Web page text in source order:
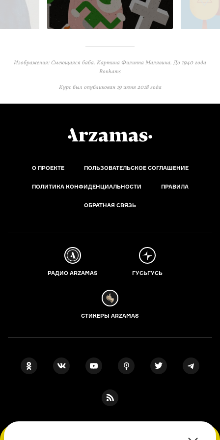
Изображения: Смеющаяся баба. Картина Филиппа Малявина. До 1940 года
Bonhams
Курс был опубликован 19 июня 2018 года
О ПРОЕКТЕ ПОЛЬЗОВАТЕЛЬСКОЕ СОГЛАШЕНИЕ
ПОЛИТИКА КОНФИДЕНЦИАЛЬНОСТИ ПРАВИЛА
ОБРАТНАЯ СВЯЗЬ
РАДИО ARZAMAS ГУСЬГУСЬ
СТИКЕРЫ ARZAMAS